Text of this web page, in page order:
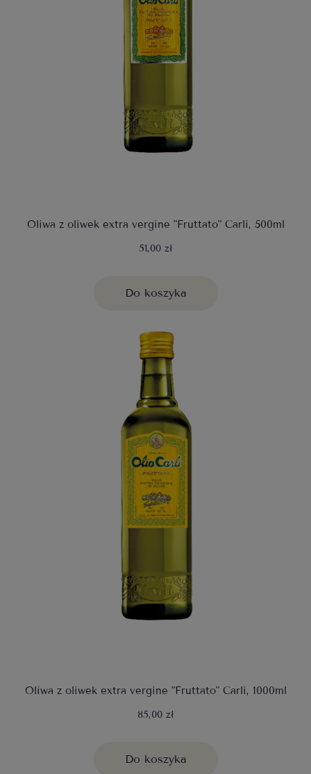
Oliwa z oliwek extra vergine "Fruttato" Carli, 500ml
51,00 zł
Do koszyka
Oliwa z oliwek extra vergine "Fruttato" Carli, 1000ml
85,00 zł
Do koszyka